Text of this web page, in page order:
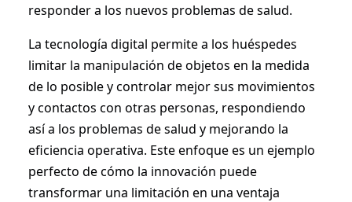
responder a los nuevos problemas de salud.
La tecnología digital permite a los huéspedes
limitar la manipulación de objetos en la medida
de lo posible y controlar mejor sus movimientos
y contactos con otras personas, respondiendo
así a los problemas de salud y mejorando la
eficiencia operativa. Este enfoque es un ejemplo
perfecto de cómo la innovación puede
transformar una limitación en una ventaja